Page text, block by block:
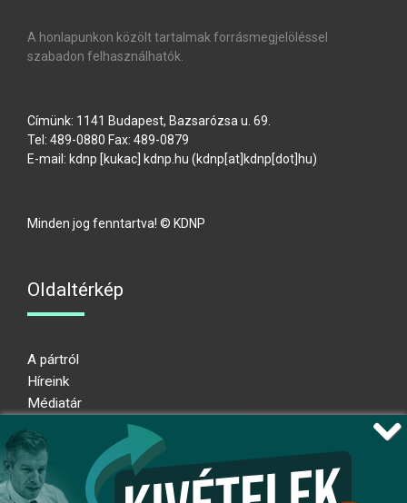
A honlapunkon közölt tartalmak forrásmegjelöléssel
szabadon felhasználhatók.
Címünk: 1141 Budapest, Bazsarózsa u. 69.
Tel: 489-0880 Fax: 489-0879
E-mail: kdnp [kukac] kdnp hu (kdnp[at]kdnp[dot]hu)
Minden jog fenntartva! © KDNP
Oldaltérkép
A pártról
Híreink
Médiatár
Adatkezelési nyilatkozat
Átláthatósági nyilatkozat
Ugrás az oldal tetejére